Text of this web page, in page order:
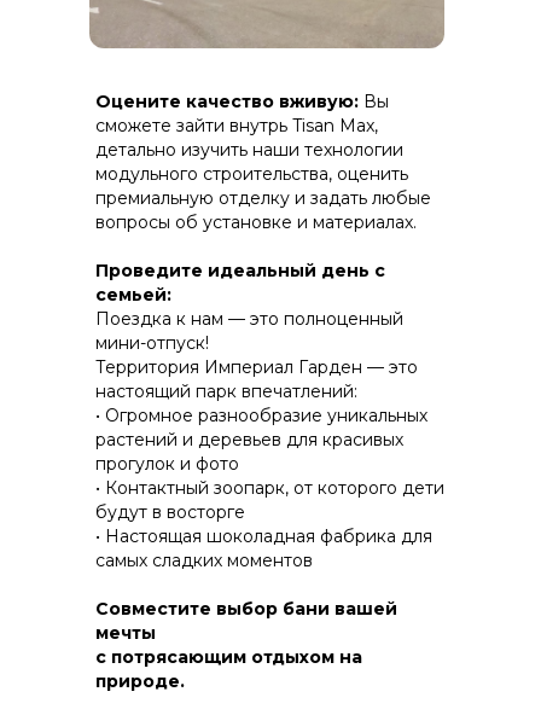
Оцените качество вживую: Вы
сможете зайти внутрь Tisan Max,
детально изучить наши технологии
модульного строительства, оценить
премиальную отделку и задать любые
вопросы об установке и материалах.
Проведите идеальный день с
семьей:
Поездка к нам — это полноценный
мини-отпуск!
Территория Империал Гарден — это
настоящий парк впечатлений:
• Огромное разнообразие уникальных
растений и деревьев для красивых
прогулок и фото
• Контактный зоопарк, от которого дети
будут в восторгe
• Настоящая шоколадная фабрика для
самых сладких моментов
Совместите выбор бани вашей
мечты
с потрясающим отдыхом на
природе.
(дерево-полимерный композит) на
скрытом крепеже.
ПРАКТИЧНОСТЬ И ЗАЩИТА ОТ НЕПОГОДЫ
КОНСТРУКТИВ И
ЭНЕРГОЭФФЕКТИВНОСТЬ